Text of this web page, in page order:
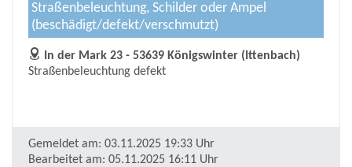
Straßenbeleuchtung, Schilder oder Ampel
(beschädigt/defekt/verschmutzt)
In der Mark 23 - 53639 Königswinter (Ittenbach)
Straßenbeleuchtung defekt
Gemeldet am: 03.11.2025 19:33 Uhr
Bearbeitet am: 05.11.2025 16:11 Uhr